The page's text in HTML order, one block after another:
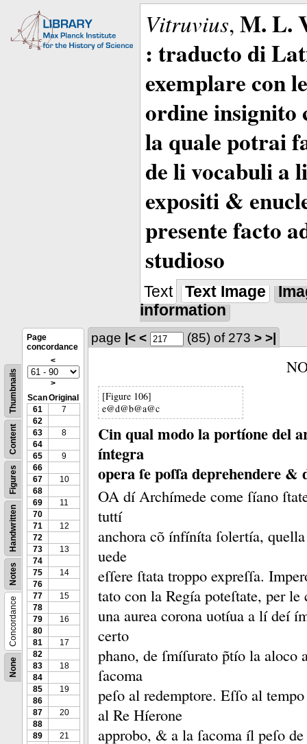
Vitruvius, M. L.
: traducto di
exemplare con
ordine insignito
la quale potrai
de li vocabuli a
expositi &
presente facto
studioso
Text Text Image
information
None
Concordance
Notes
Handwritten
Figures
Content
Thumbnails
Page
concordance
<
>
ScanOriginal
61
7
62
63
8
64
65
9
66
67
10
68
69
11
70
71
12
72
73
13
74
75
14
76
77
15
78
79
16
80
81
17
82
83
18
84
85
19
86
87
20
88
89
21
page |< < (85) of 273 > >|
[Figure 106]
e@d@b@a@c
Cin qual modo la portíone del
íntegra
opera ſe poſſa deprehendere
OA dí Archímede come ſíano
tuttí
anchora cõ ínfíníta ſolertía,
uede
eſſere ſtata troppo expreſſa.
tato con la Regía poteſtate, per le
una aurea corona uotíua a lí deí
certo
phano, de ſmíſurato p̃tío la aloco
ſacoma
peſo al redemptore. Eſſo al
al Re Híerone
approbo, & a la ſacoma íl peſo